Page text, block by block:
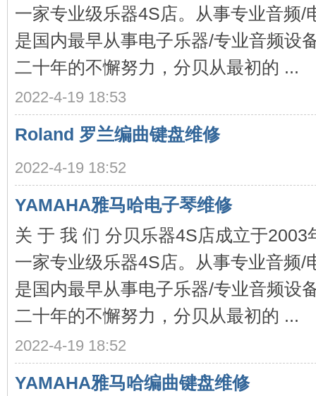
一家专业级乐器4S店。从事专业音频/
是国内最早从事电子乐器/专业音频设
二十年的不懈努力，分贝从最初的 ...
2022-4-19 18:53
Roland 罗兰编曲键盘维修
2022-4-19 18:52
YAMAHA雅马哈电子琴维修
关 于 我 们 分贝乐器4S店成立于2003
一家专业级乐器4S店。从事专业音频/
是国内最早从事电子乐器/专业音频设
二十年的不懈努力，分贝从最初的 ...
2022-4-19 18:52
YAMAHA雅马哈编曲键盘维修